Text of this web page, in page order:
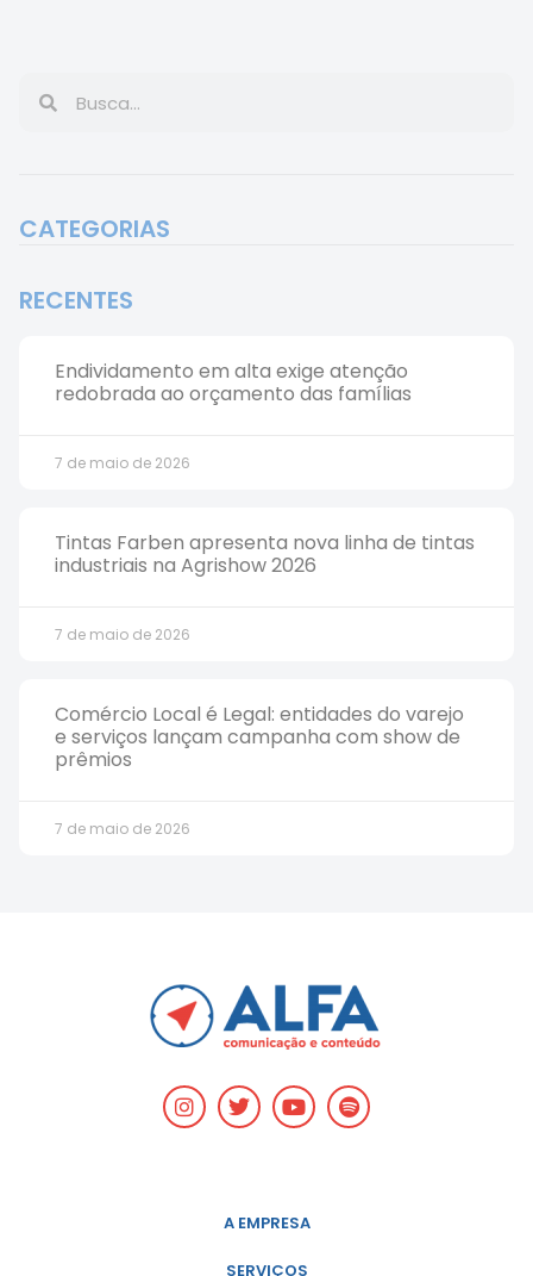
CATEGORIAS
RECENTES
Endividamento em alta exige atenção
redobrada ao orçamento das famílias
7 de maio de 2026
Tintas Farben apresenta nova linha de tintas
industriais na Agrishow 2026
7 de maio de 2026
Comércio Local é Legal: entidades do varejo
e serviços lançam campanha com show de
prêmios
7 de maio de 2026
A EMPRESA
SERVIÇOS